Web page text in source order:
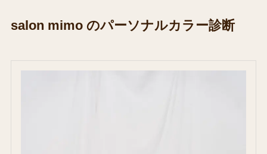
salon mimo のパーソナルカラー診断